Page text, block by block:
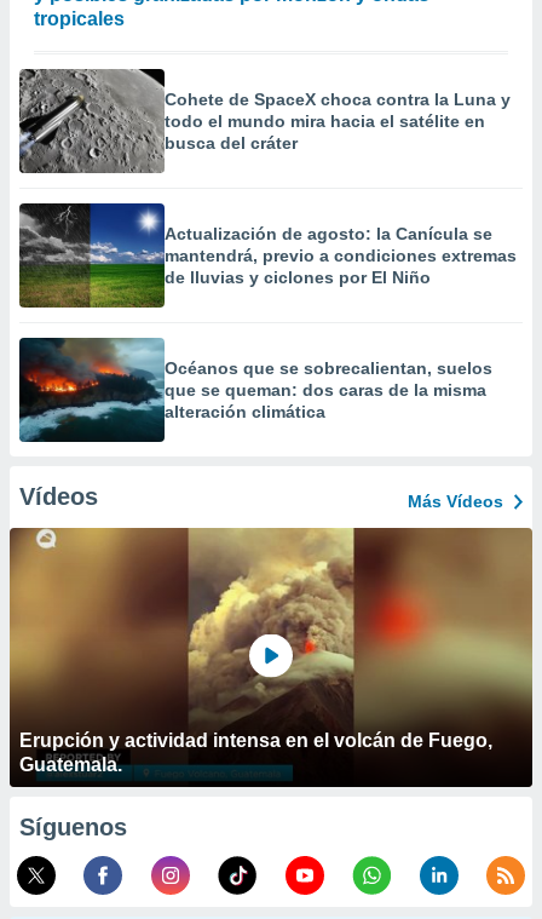
tropicales
Cohete de SpaceX choca contra la Luna y
todo el mundo mira hacia el satélite en
busca del cráter
Actualización de agosto: la Canícula se
mantendrá, previo a condiciones extremas
de lluvias y ciclones por El Niño
Océanos que se sobrecalientan, suelos
que se queman: dos caras de la misma
alteración climática
Vídeos Más Vídeos
Erupción y actividad intensa en el volcán de Fuego,
Guatemala.
Síguenos